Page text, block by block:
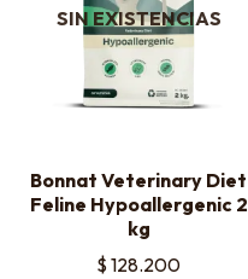
SIN EXISTENCIAS
Bonnat Veterinary Diet
Feline Hypoallergenic 2
kg
$ 128.200